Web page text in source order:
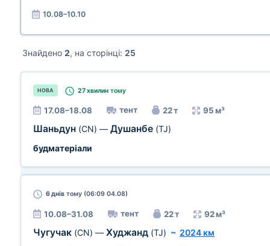
10.08–10.10
Знайдено 2, на сторінці: 25
НОВА 27 хвилин тому
17.08–18.08 тент 22 т 95 м³
Шаньдун (CN) — Душанбе (TJ)
будматеріали
6 днів тому (06:09 04.08)
10.08–31.08 тент 22 т 92 м³
Чугучак (CN) — Худжанд (TJ) ~ 2024 км